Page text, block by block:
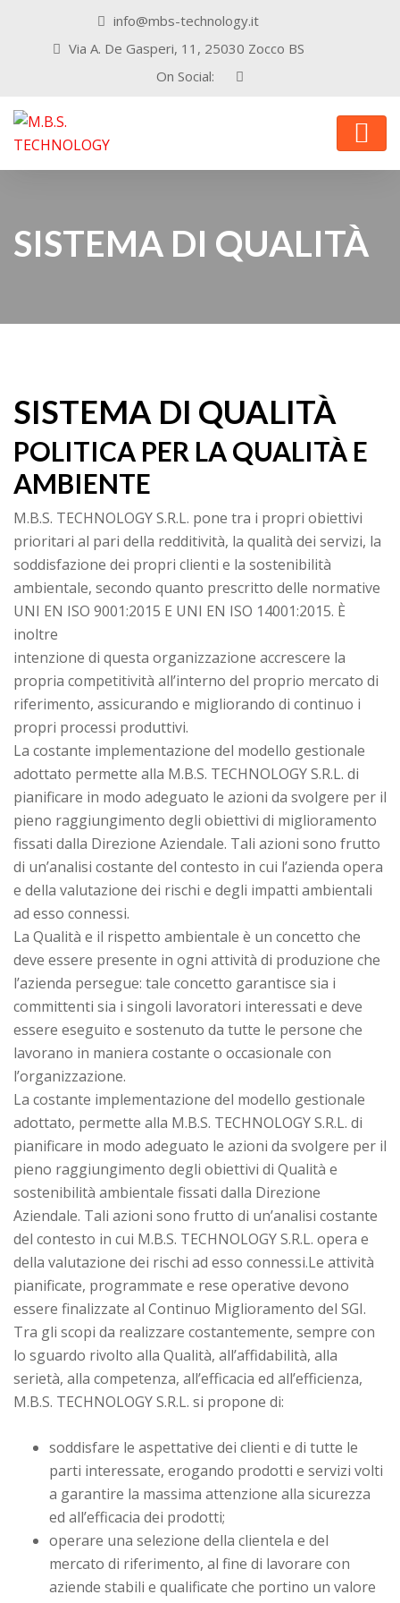
info@mbs-technology.it
Via A. De Gasperi, 11, 25030 Zocco BS
On Social:
SISTEMA DI QUALITÀ
SISTEMA DI QUALITÀ
POLITICA PER LA QUALITÀ E
AMBIENTE
M.B.S. TECHNOLOGY S.R.L. pone tra i propri obiettivi
prioritari al pari della redditività, la qualità dei servizi, la
soddisfazione dei propri clienti e la sostenibilità
ambientale, secondo quanto prescritto delle normative
UNI EN ISO 9001:2015 E UNI EN ISO 14001:2015. È
inoltre
intenzione di questa organizzazione accrescere la
propria competitività all’interno del proprio mercato di
riferimento, assicurando e migliorando di continuo i
propri processi produttivi.
La costante implementazione del modello gestionale
adottato permette alla M.B.S. TECHNOLOGY S.R.L. di
pianificare in modo adeguato le azioni da svolgere per il
pieno raggiungimento degli obiettivi di miglioramento
fissati dalla Direzione Aziendale. Tali azioni sono frutto
di un’analisi costante del contesto in cui l’azienda opera
e della valutazione dei rischi e degli impatti ambientali
ad esso connessi.
La Qualità e il rispetto ambientale è un concetto che
deve essere presente in ogni attività di produzione che
l’azienda persegue: tale concetto garantisce sia i
committenti sia i singoli lavoratori interessati e deve
essere eseguito e sostenuto da tutte le persone che
lavorano in maniera costante o occasionale con
l’organizzazione.
La costante implementazione del modello gestionale
adottato, permette alla M.B.S. TECHNOLOGY S.R.L. di
pianificare in modo adeguato le azioni da svolgere per il
pieno raggiungimento degli obiettivi di Qualità e
sostenibilità ambientale fissati dalla Direzione
Aziendale. Tali azioni sono frutto di un’analisi costante
del contesto in cui M.B.S. TECHNOLOGY S.R.L. opera e
della valutazione dei rischi ad esso connessi.Le attività
pianificate, programmate e rese operative devono
essere finalizzate al Continuo Miglioramento del SGI.
Tra gli scopi da realizzare costantemente, sempre con
lo sguardo rivolto alla Qualità, all’affidabilità, alla
serietà, alla competenza, all’efficacia ed all’efficienza,
M.B.S. TECHNOLOGY S.R.L. si propone di:
soddisfare le aspettative dei clienti e di tutte le
parti interessate, erogando prodotti e servizi volti
a garantire la massima attenzione alla sicurezza
ed all’efficacia dei prodotti;
operare una selezione della clientela e del
mercato di riferimento, al fine di lavorare con
aziende stabili e qualificate che portino un valore